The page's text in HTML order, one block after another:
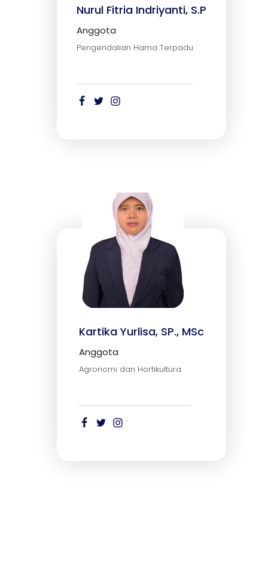
Nurul Fitria Indriyanti, S.P
Anggota
Pengendalian Hama Terpadu
Kartika Yurlisa, SP., MSc
Anggota
Agronomi dan Hortikultura